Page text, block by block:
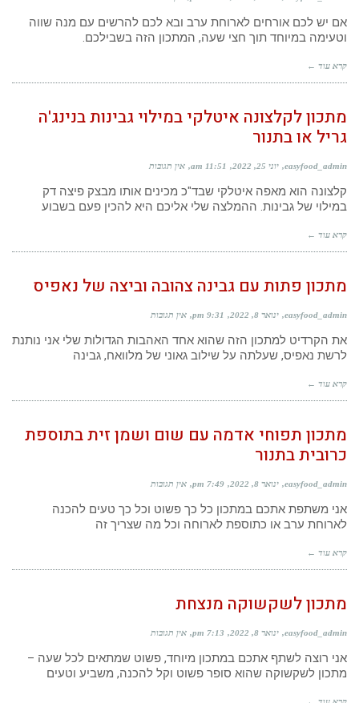
אם יש לכם אורחים לארוחת ערב ובא לכם להרשים עם מנה שווה
וטעימה במיוחד תוך חצי שעה, המתכון הזה בשבילכם.
קרא עוד ←
מתכון לקלצונה איטלקי במילוי גבינות בנינג'ה
גריל או בתנור
easyfood_admin יוני 25, 2022 11:51 am אין תגובות
קלצונה הוא מאפה איטלקי שבד"כ מכינים אותו מבצק פיצה דק
במילוי של גבינות. ההמלצה שלי אליכם היא להכין פעם בשבוע
קרא עוד ←
מתכון פתות עם גבינה צהובה וביצה של נאפיס
easyfood_admin ינואר 8, 2022 9:31 pm אין תגובות
את הקרדיט למתכון הזה שהוא אחד האהבות הגדולות שלי אני נותנת
לרשת נאפיס, שעלתה על שילוב גאוני של מלוואח, גבינה
קרא עוד ←
מתכון תפוחי אדמה עם שום ושמן זית בתוספת
כרובית בתנור
easyfood_admin ינואר 8, 2022 7:49 pm אין תגובות
אני משתפת אתכם במתכון כל כך פשוט וכל כך טעים להכנה
לארוחת ערב או כתוספת לארוחה וכל מה שצריך זה
קרא עוד ←
מתכון לשקשוקה מנצחת
easyfood_admin ינואר 8, 2022 7:13 pm אין תגובות
אני רוצה לשתף אתכם במתכון מיוחד, פשוט שמתאים לכל שעה –
מתכון לשקשוקה שהוא סופר פשוט וקל להכנה, משביע וטעים